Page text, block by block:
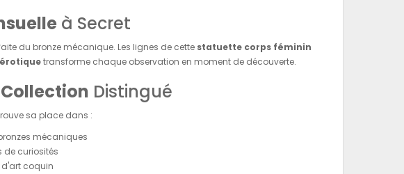
à Secret
du bronze mécanique. Les lignes de cette statuette corps féminin
transforme chaque observation en moment de découverte.
Distingué
sa place dans :
mécaniques
de curiosités
d'art coquin